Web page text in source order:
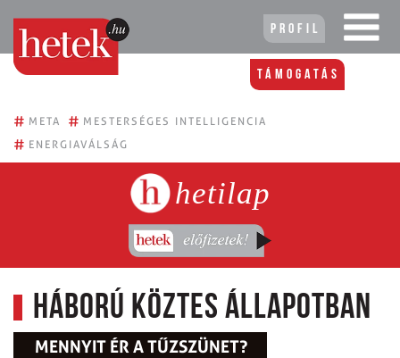
Profil
Támogatás
# META # MESTERSÉGES INTELLIGENCIA
# ENERGIAVÁLSÁG
hetilap
Háború köztes állapotban
MENNYIT ÉR A TŰZSZÜNET?